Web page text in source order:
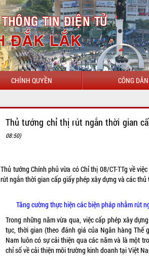
CHÍNH QUYỀN CÔNG DÂN
Thủ tướng chỉ thị rút ngắn thời gian
08:50)
Thủ tướng Chính phủ vừa có Chỉ thị 08/CT-TTg về
rút ngắn thời gian cấp giấy phép xây dựng và các thủ
Tăng cường thực hiện các biện pháp nhằm rút
Trong những năm vừa qua, việc cấp phép xây
tục, thời gian (theo đánh giá của Ngân hàng Thế
Nam luôn có sự cải thiện qua các năm và là một
chỉ số về cải thiện môi trường kinh doanh tại Việt